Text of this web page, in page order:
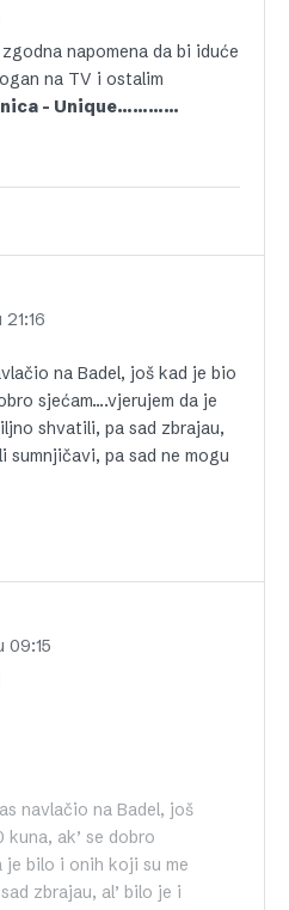
napomena da bi iduće
na TV i ostalim
– Unique…………
na Badel, još kad je bio
sjećam….vjerujem da je
shvatili, pa sad zbrajau,
sumnjičavi, pa sad ne mogu
09:15
navlačio na Badel, još
ak’ se dobro
je bilo i onih koji su me
zbrajau, al’ bilo je i